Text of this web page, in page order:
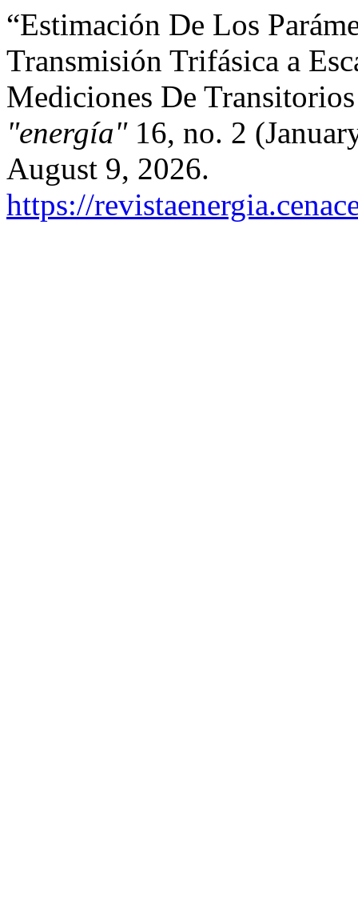
“Estimación De Los
Transmisión Trifásica a
Mediciones De
"energía"16, no. 2
August 9, 2026.
https://